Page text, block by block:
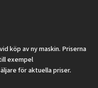
köp av ny maskin. Priserna
exempel
för aktuella priser.